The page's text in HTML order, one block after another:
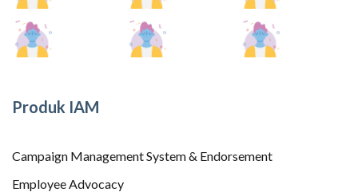
Produk IAM
Campaign Management System & Endorsement
Employee Advocacy